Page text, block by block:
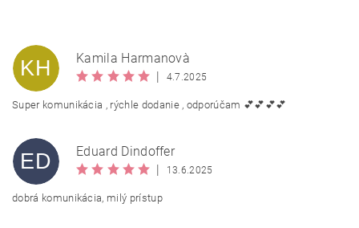
KH
Kamila Harmanovà
4.7.2025
Super komunikácia , rýchle dodanie , odporúčam 💕💕💕💕
ED
Eduard Dindoffer
13.6.2025
dobrá komunikácia, milý prístup